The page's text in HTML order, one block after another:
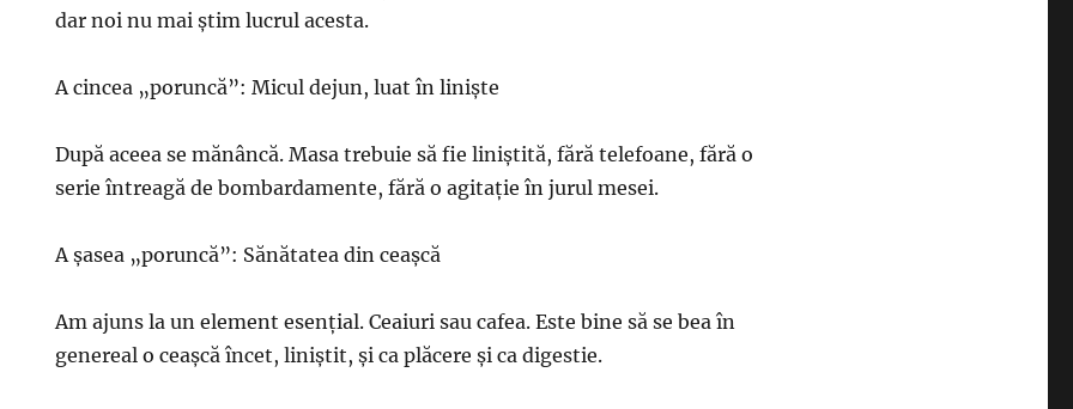
dar noi nu mai ştim lucrul acesta.
A cincea „poruncă”: Micul dejun, luat în linişte
După aceea se mănâncă. Masa trebuie să fie liniştită, fără telefoane, fără o
serie întreagă de bombardamente, fără o agitaţie în jurul mesei.
A şasea „poruncă”: Sănătatea din ceaşcă
Am ajuns la un element esenţial. Ceaiuri sau cafea. Este bine să se bea în
genereal o ceaşcă încet, liniştit, şi ca plăcere şi ca digestie.